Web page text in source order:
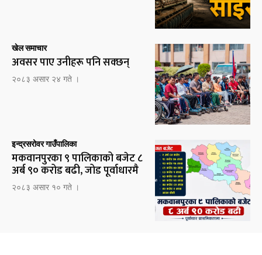
खेल समाचार
अवसर पाए उनीहरू पनि सक्छन्
२०८३ असार २४ गते ।
इन्द्रसरोवर गाउँपालिका
मकवानपुरका ९ पालिकाको बजेट ८
अर्ब ९० करोड बढी, जोड पूर्वाधारमै
२०८३ असार १० गते ।